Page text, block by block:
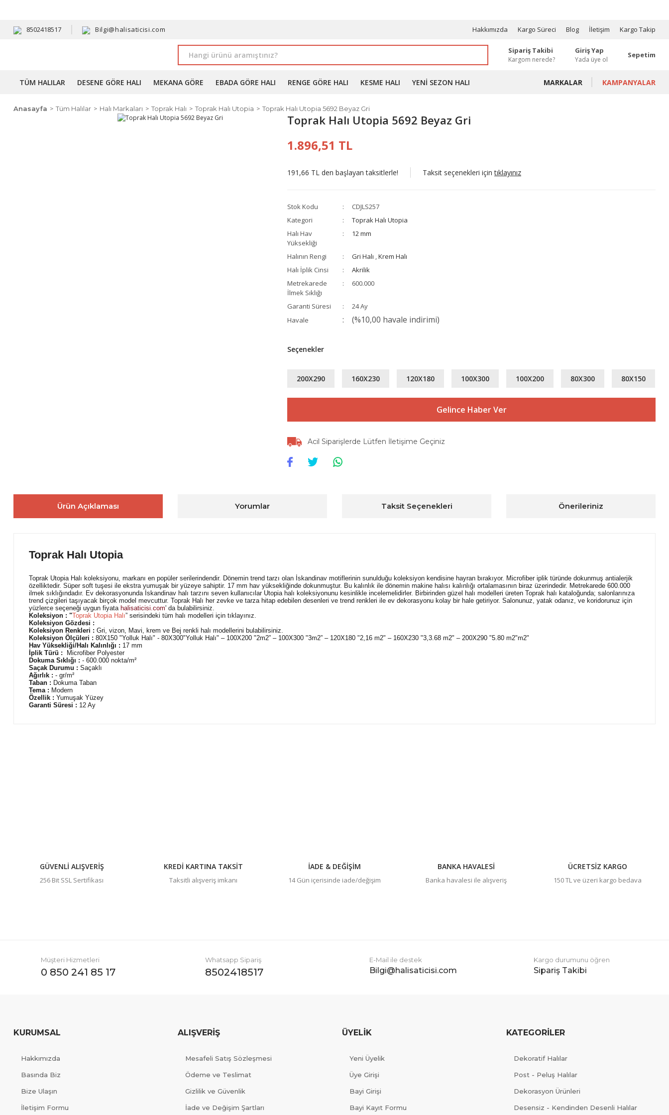
8502418517 Bilgi@halisaticisi.com Hakkımızda Kargo Süreci Blog İletişim Kargo Takip
Sipariş Takibi
Kargom nerede?
Giriş Yap
Yada üye ol
Sepetim
TÜM HALILAR DESENE GÖRE HALI MEKANA GÖRE EBADA GÖRE HALI RENGE GÖRE HALI KESME HALI YENI SEZON HALI MARKALAR KAMPANYALAR
Anasayfa Tüm Halılar Halı Markaları Toprak Halı Toprak Halı Utopia Toprak Halı Utopia 5692 Beyaz Gri
Toprak Halı Utopia 5692 Beyaz Gri
1.896,51 TL
191,66 TL den başlayan taksitlerle! Taksit seçenekleri içintıklayınız
Stok Kodu
CDJLS257
Kategori
Toprak Halı Utopia
Halı Hav
Yüksekliği
12 mm
Halının Rengi Gri Halı ,Krem Halı
Halı İplik Cinsi
Akrilik
Metrekarede
İlmek Sıklığı
600.000
Garanti Süresi
24 Ay
Havale
(%10,00 havale indirimi)
Seçenekler
200X290 160X230 120X180 100X300 100X200 80X300 80X150
Gelince Haber Ver
Acil Siparişlerde Lütfen İletişime Geçiniz
Ürün Açıklaması Yorumlar Taksit Seçenekleri Önerileriniz
Toprak Halı Utopia
Toprak Utopia Halı koleksiyonu, markanı en popüler serilerindendir. Dönemin trend tarzı olan İskandinav motiflerinin sunulduğu koleksiyon kendisine hayran bırakıyor. Microfiber iplik türünde dokunmuş antialerjik
özelliktedir. Süper soft tuşesi ile ekstra yumuşak bir yüzeye sahiptir. 17 mm hav yüksekliğinde dokunmuştur. Bu kalınlık ile dönemin makine halısı kalınlığı ortalamasının biraz üzerindedir. Metrekarede 600.000
ilmek sıklığındadır. Ev dekorasyonunda İskandinav halı tarzını seven kullanıcılar Utopia halı koleksiyonunu kesinlikle incelemelidirler. Birbirinden güzel halı modelleri üreten Toprak halı kataloğunda; salonlarınıza
trend çizgileri taşıyacak birçok model mevcuttur. Toprak Halı her zevke ve tarza hitap edebilen desenleri ve trend renkleri ile ev dekorasyonu kolay bir hale getiriyor. Salonunuz, yatak odanız, ve koridorunuz için
yüzlerce seçeneği uygun fiyata halisaticisi.com' da bulabilirsiniz.
Koleksiyon : "Toprak Utopia Halı” serisindeki tüm halı modelleri için tıklayınız.
Koleksiyon Gözdesi :
Koleksiyon Renkleri : Gri, vizon, Mavi, krem ve Bej renkli halı modellerini bulabilirsiniz.
Koleksiyon Ölçüleri : 80X150 "Yolluk Halı" - 80X300"Yolluk Halı" – 100X200 "2m2” – 100X300 "3m2” – 120X180 "2,16 m2" – 160X230 "3,3.68 m2" – 200X290 "5.80 m2"m2"
Hav Yüksekliği/Halı Kalınlığı : 17 mm
İplik Türü : Microfiber Polyester
Dokuma Sıklığı : - 600.000 nokta/m²
Saçak Durumu : Saçaklı
Ağırlık : - gr/m²
Taban : Dokuma Taban
Tema : Modern
Özellik : Yumuşak Yüzey
Garanti Süresi : 12 Ay
GÜVENLİ ALIŞVERİŞ
256 Bit SSL Sertifikası
KREDİ KARTINA TAKSİT
Taksitli alışveriş imkanı
İADE & DEĞİŞİM
14 Gün içerisinde iade/değişim
BANKA HAVALESİ
Banka havalesi ile alışveriş
ÜCRETSİZ KARGO
150 TL ve üzeri kargo bedava
Müşteri Hizmetleri
0 850 241 85 17
Whatsapp Sipariş
8502418517
E-Mail ile destek
Bilgi@halisaticisi.com
Kargo durumunu öğren
Sipariş Takibi
KURUMSAL
Hakkımızda
Basında Biz
Bize Ulaşın
İletişim Formu
ALIŞVERİŞ
Mesafeli Satış Sözleşmesi
Ödeme ve Teslimat
Gizlilik ve Güvenlik
İade ve Değişim Şartları
ÜYELİK
Yeni Üyelik
Üye Girişi
Bayi Girişi
Bayi Kayıt Formu
KATEGORİLER
Dekoratif Halılar
Post - Peluş Halılar
Dekorasyon Ürünleri
Desensiz - Kendinden Desenli Halılar